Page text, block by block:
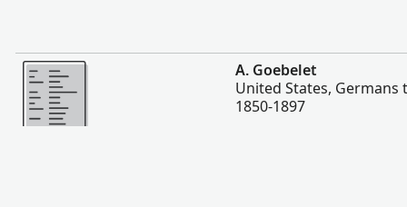
Viac
A. Goebelet
United States, Germans
1850-1897